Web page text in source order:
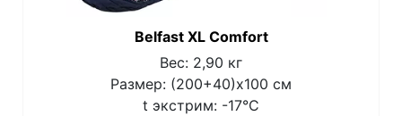
Belfast XL Comfort
Вес: 2,90 кг
Размер: (200+40)x100 см
t экстрим: -17°C